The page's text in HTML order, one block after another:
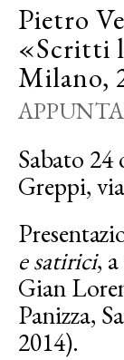
Pietro
«Scritti
Milano,
Sabato 24
Greppi,
e satirici,
Gian
Panizza,
2014).